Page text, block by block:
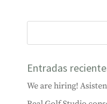
Entradas
We are hiring!